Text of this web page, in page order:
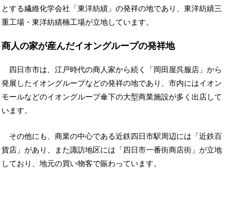
とする繊維化学会社「東洋紡績」の発祥の地であり、東洋紡績三
重工場・東洋紡績楠工場が立地しています。
商人の家が産んだイオングループの発祥地
四日市市は、江戸時代の商人家から続く「岡田屋呉服店」から
発展したイオングループなどの発祥の地であり、市内にはイオン
モールなどのイオングループ傘下の大型商業施設が多く出店して
います。
その他にも、商業の中心である近鉄四日市駅周辺には「近鉄百
貨店」があり、また諏訪地区には「四日市一番街商店街」が立地
しており、地元の買い物客で賑わっています。